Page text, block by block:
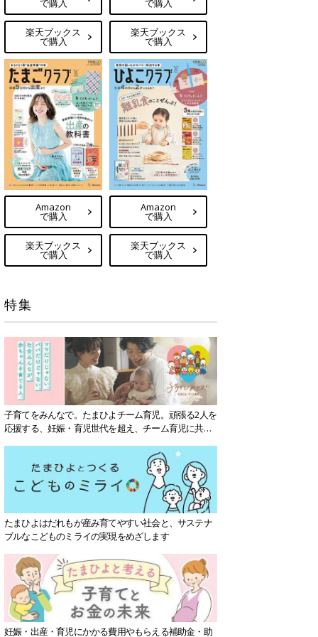
で購入
楽天ブックス
で購入
で購入
楽天ブックス
で購入
Amazon
で購入
楽天ブックス
で購入
Amazon
で購入
楽天ブックス
で購入
特集
子育てをみんなで。たまひよチーム育児。頑張る2人を
応援する、妊娠・育児世代を超え、チーム育児に共感
たまひよはだれもが産み育てやすい社会と、サステナ
ブルなこどものミライの実現をめざします
妊娠・出産・育児にかかる費用やもらえる補助金・助